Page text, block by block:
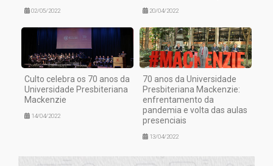
02/05/2022 20/04/2022
Culto celebra os 70 anos da
Universidade Presbiteriana
Mackenzie
14/04/2022
70 anos da Universidade
Presbiteriana Mackenzie:
enfrentamento da
pandemia e volta das aulas
presenciais
13/04/2022